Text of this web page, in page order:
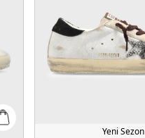
Yeni Sezon